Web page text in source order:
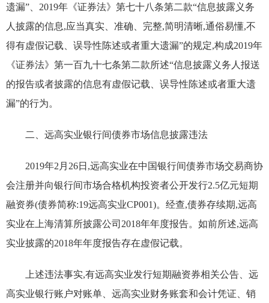
遗漏”、2019年《证券法》第七十八条第二款“信息披露义务
人披露的信息,应当真实、准确、完整,简明清晰,通俗易懂,不
得有虚假记载、误导性陈述或者重大遗漏”的规定,构成2019年
《证券法》第一百九十七条第二款所述“信息披露义务人报送
的报告或者披露的信息有虚假记载、误导性陈述或者重大遗
漏”的行为。
二、远高实业银行间债券市场信息披露违法
2019年2月26日,远高实业在中国银行间债券市场交易商协
会注册并向银行间市场合格机构投资者公开发行2.5亿元短期
融资券(债券简称:19远高实业CP001)。经查,债券存续期,远高
实业在上海清算所披露公司2018年年度报告。如前所述,远高
实业披露的2018年年度报告存在虚假记载。
上述违法事实,有远高实业发行短期融资券相关公告、远
高实业银行账户对账单、远高实业财务账套和会计凭证、销